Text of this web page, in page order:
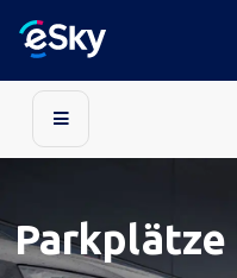
Parkplätze